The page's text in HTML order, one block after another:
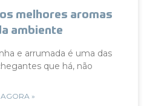
melhores aromas
ambiente
e arrumada é uma das
que há, não
»